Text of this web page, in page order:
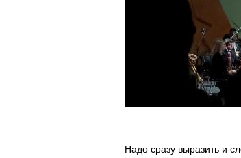
Надо сразу выразить и